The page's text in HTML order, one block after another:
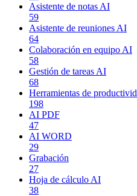
Asistente de notas AI
59
Asistente de reuniones AI
64
Colaboración en equipo AI
58
Gestión de tareas AI
68
Herramientas de
198
AI PDF
47
AI WORD
29
Grabación
27
Hoja de cálculo AI
38